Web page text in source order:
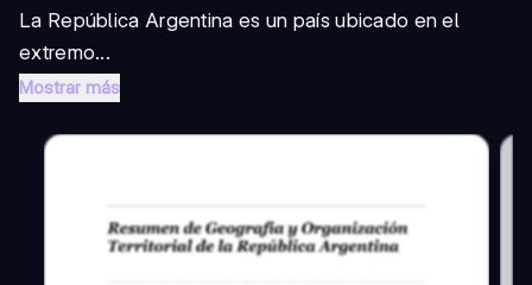
La República Argentina es un país ubicado en el
extremo...
Mostrar más